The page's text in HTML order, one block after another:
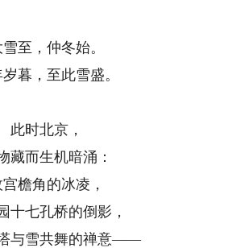
雪至，仲冬始。
暮，至此雪盛。
此时北京，
藏而生机暗涌：
檐角的冰凌，
十七孔桥的倒影，
与雪共舞的禅意——